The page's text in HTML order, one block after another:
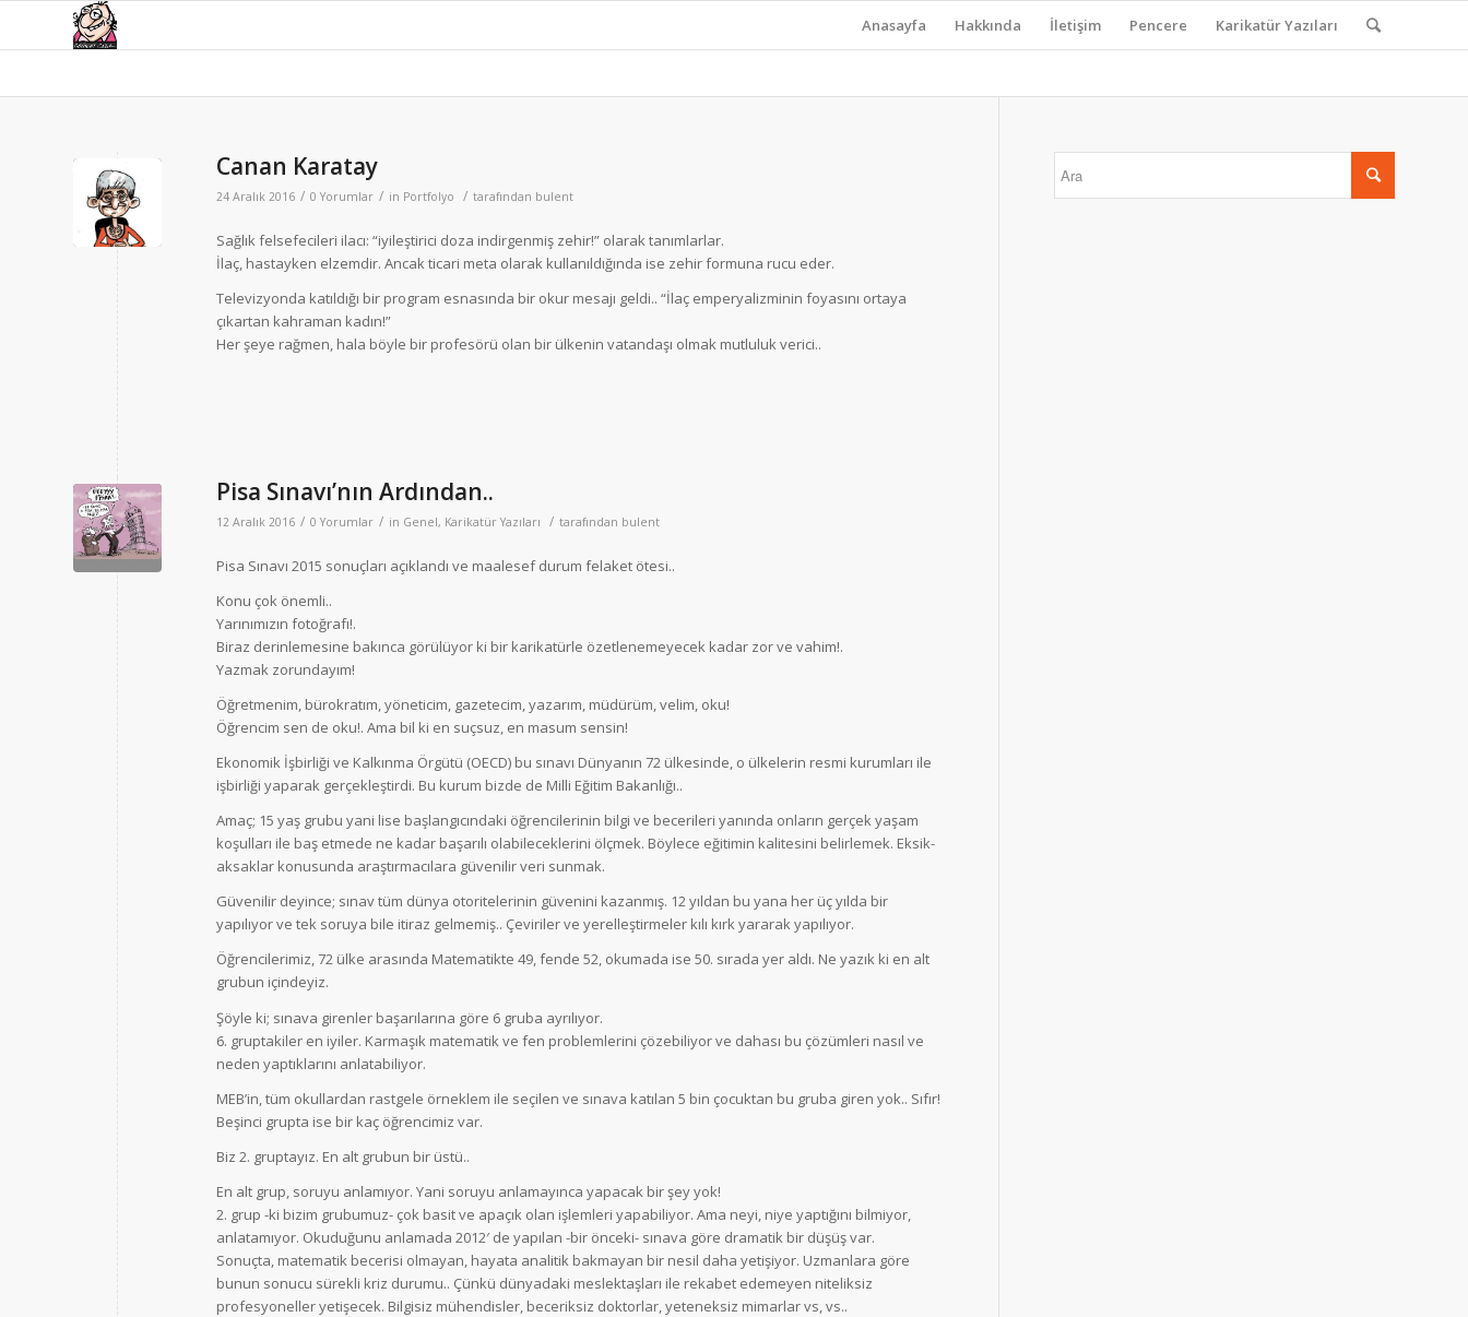
Anasayfa Hakkında İletişim Pencere Karikatür Yazıları
Canan Karatay
24 Aralık 2016 / 0 Yorumlar / in Portfolyo / tarafından bulent
Sağlık felsefecileri ilacı: “iyileştirici doza indirgenmiş zehir!” olarak tanımlarlar.
İlaç, hastayken elzemdir. Ancak ticari meta olarak kullanıldığında ise zehir formuna rucu eder.
Televizyonda katıldığı bir program esnasında bir okur mesajı geldi.. “İlaç emperyalizminin foyasını ortaya
çıkartan kahraman kadın!”
Her şeye rağmen, hala böyle bir profesörü olan bir ülkenin vatandaşı olmak mutluluk verici..
Pisa Sınavı’nın Ardından..
12 Aralık 2016 / 0 Yorumlar / in Genel, Karikatür Yazıları / tarafından bulent
Pisa Sınavı 2015 sonuçları açıklandı ve maalesef durum felaket ötesi..
Konu çok önemli..
Yarınımızın fotoğrafı!.
Biraz derinlemesine bakınca görülüyor ki bir karikatürle özetlenemeyecek kadar zor ve vahim!.
Yazmak zorundayım!
Öğretmenim, bürokratım, yöneticim, gazetecim, yazarım, müdürüm, velim, oku!
Öğrencim sen de oku!. Ama bil ki en suçsuz, en masum sensin!
Ekonomik İşbirliği ve Kalkınma Örgütü (OECD) bu sınavı Dünyanın 72 ülkesinde, o ülkelerin resmi kurumları ile
işbirliği yaparak gerçekleştirdi. Bu kurum bizde de Milli Eğitim Bakanlığı..
Amaç; 15 yaş grubu yani lise başlangıcındaki öğrencilerinin bilgi ve becerileri yanında onların gerçek yaşam
koşulları ile baş etmede ne kadar başarılı olabileceklerini ölçmek. Böylece eğitimin kalitesini belirlemek. Eksik-
aksaklar konusunda araştırmacılara güvenilir veri sunmak.
Güvenilir deyince; sınav tüm dünya otoritelerinin güvenini kazanmış. 12 yıldan bu yana her üç yılda bir
yapılıyor ve tek soruya bile itiraz gelmemiş.. Çeviriler ve yerelleştirmeler kılı kırk yararak yapılıyor.
Öğrencilerimiz, 72 ülke arasında Matematikte 49, fende 52, okumada ise 50. sırada yer aldı. Ne yazık ki en alt
grubun içindeyiz.
Şöyle ki; sınava girenler başarılarına göre 6 gruba ayrılıyor.
6. gruptakiler en iyiler. Karmaşık matematik ve fen problemlerini çözebiliyor ve dahası bu çözümleri nasıl ve
neden yaptıklarını anlatabiliyor.
MEB’in, tüm okullardan rastgele örneklem ile seçilen ve sınava katılan 5 bin çocuktan bu gruba giren yok.. Sıfır!
Beşinci grupta ise bir kaç öğrencimiz var.
Biz 2. gruptayız. En alt grubun bir üstü..
En alt grup, soruyu anlamıyor. Yani soruyu anlamayınca yapacak bir şey yok!
2. grup -ki bizim grubumuz- çok basit ve apaçık olan işlemleri yapabiliyor. Ama neyi, niye yaptığını bilmiyor,
anlatamıyor. Okuduğunu anlamada 2012′ de yapılan -bir önceki- sınava göre dramatik bir düşüş var.
Sonuçta, matematik becerisi olmayan, hayata analitik bakmayan bir nesil daha yetişiyor. Uzmanlara göre
bunun sonucu sürekli kriz durumu.. Çünkü dünyadaki meslektaşları ile rekabet edemeyen niteliksiz
profesyoneller yetişecek. Bilgisiz mühendisler, beceriksiz doktorlar, yeteneksiz mimarlar vs, vs..